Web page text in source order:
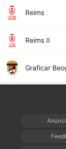
Reims
Reims II
Graficar